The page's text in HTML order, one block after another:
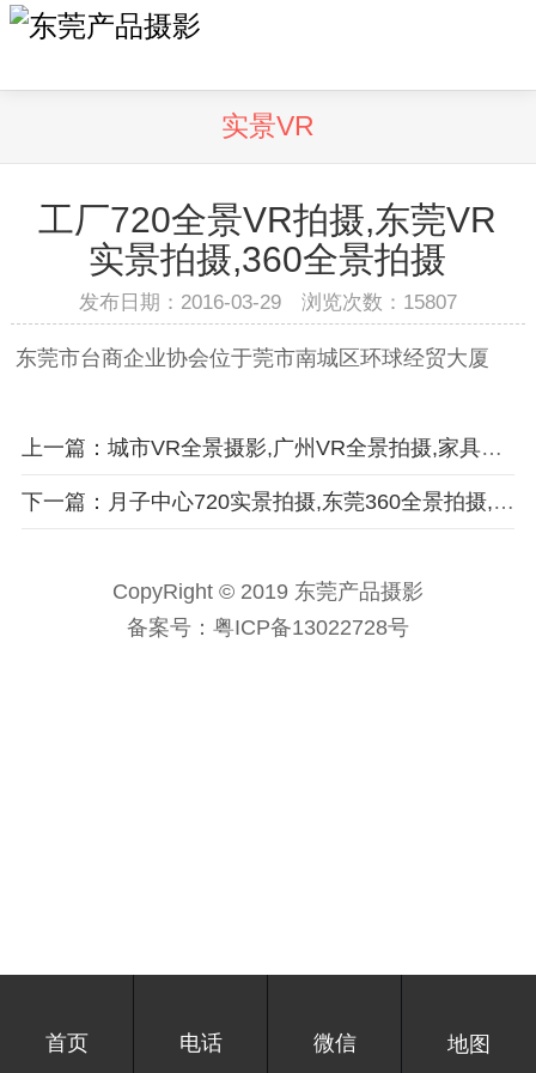
实景VR
工厂720全景VR拍摄,东莞VR
实景拍摄,360全景拍摄
发布日期：2016-03-29 浏览次数： 15807
东莞市台商企业协会位于莞市南城区环球经贸大厦
上一篇：城市VR全景摄影,广州VR全景拍摄,家具VR摄影,展厅VR拍摄
下一篇：月子中心720实景拍摄,东莞360全景拍摄,VR全景摄影
CopyRight © 2019 东莞产品摄影
备案号： 粤ICP备13022728号
首页 电话 微信 地图